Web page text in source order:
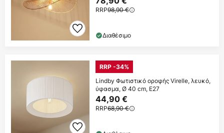
RRP98,90 €
Διαθέσιμο
RRP -34%
Lindby Φωτιστικό οροφής Virelle, λευκό,
ύφασμα, Ø 40 cm, E27
44,90 €
RRP68,90 €